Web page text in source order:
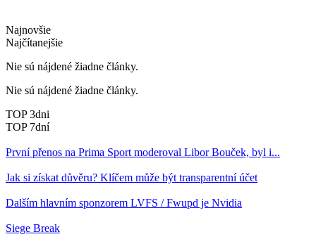
Najnovšie
Najčítanejšie
Nie sú nájdené žiadne články.
Nie sú nájdené žiadne články.
TOP 3dni
TOP 7dní
První přenos na Prima Sport moderoval Libor Bouček, byl i...
Jak si získat důvěru? Klíčem může být transparentní účet
Dalším hlavním sponzorem LVFS / Fwupd je Nvidia
Siege Break